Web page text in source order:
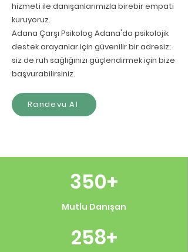
hizmeti ile danışanlarımızla birebir empati
kuruyoruz.
Adana Çarşı Psikolog Adana'da psikolojik
destek arayanlar için güvenilir bir adresiz;
siz de ruh sağlığınızı güçlendirmek için bize
başvurabilirsiniz.
Randevu Al
350+
Mutlu Danışan
258+